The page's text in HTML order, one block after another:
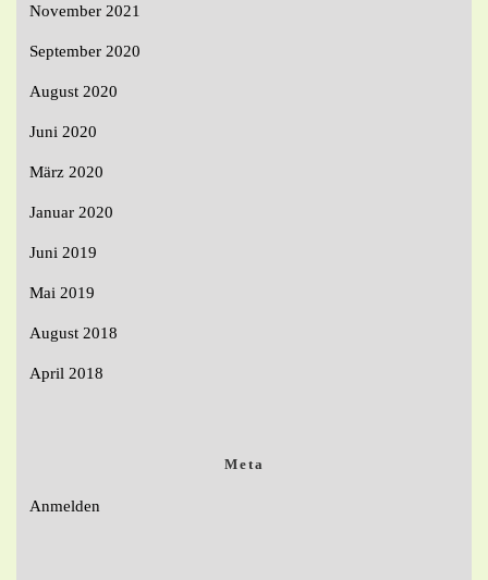
November 2021
September 2020
August 2020
Juni 2020
März 2020
Januar 2020
Juni 2019
Mai 2019
August 2018
April 2018
Meta
Anmelden